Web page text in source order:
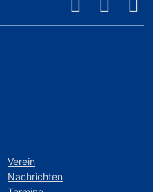
Verein
Nachrichten